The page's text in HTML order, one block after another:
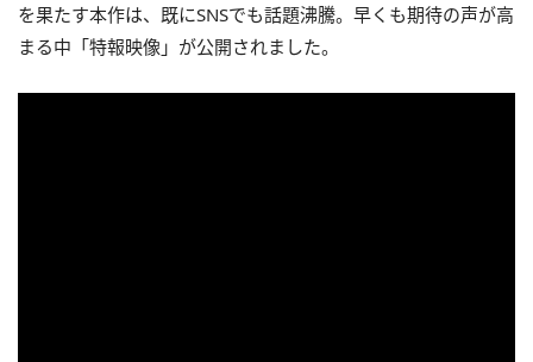
を果たす本作は、既にSNSでも話題沸騰。早くも期待の声が高
まる中「特報映像」が公開されました。